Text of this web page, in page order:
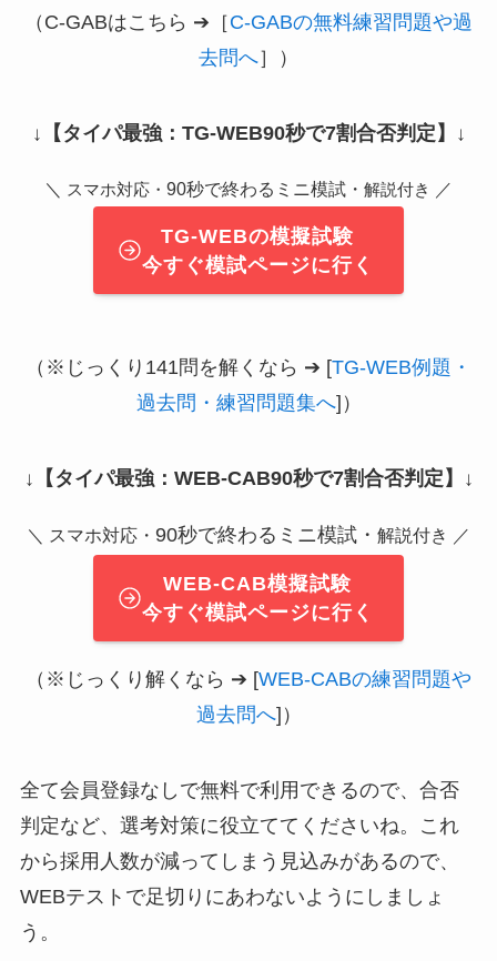
（C-GABはこちら ➔［C-GABの無料練習問題や過
去問へ］）
↓ 【タイパ最強：TG-WEB90秒で7割合否判定】 ↓
＼ スマホ対応・ 90秒で終わるミニ模試・ 解説付き ／
TG-WEBの模擬試験
今すぐ模試ページに行く
（※じっくり141問を解くなら ➔ [TG-WEB例題・
過去問・練習問題集へ]）
↓ 【タイパ最強：WEB-CAB90秒で7割合否判定】 ↓
＼ スマホ対応・ 90秒で終わるミニ模試・ 解説付き ／
WEB-CAB模擬試験
今すぐ模試ページに行く
（※じっくり解くなら ➔ [WEB-CABの練習問題や
過去問へ]）
全て会員登録なしで無料で利用できるので、合否
判定など、選考対策に役立ててくださいね。これ
から採用人数が減ってしまう見込みがあるので、
WEBテストで足切りにあわないようにしましょ
う。